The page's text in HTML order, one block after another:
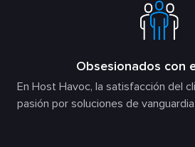
Obsesionados con
En Host Havoc, la satisfacción del
pasión por soluciones de